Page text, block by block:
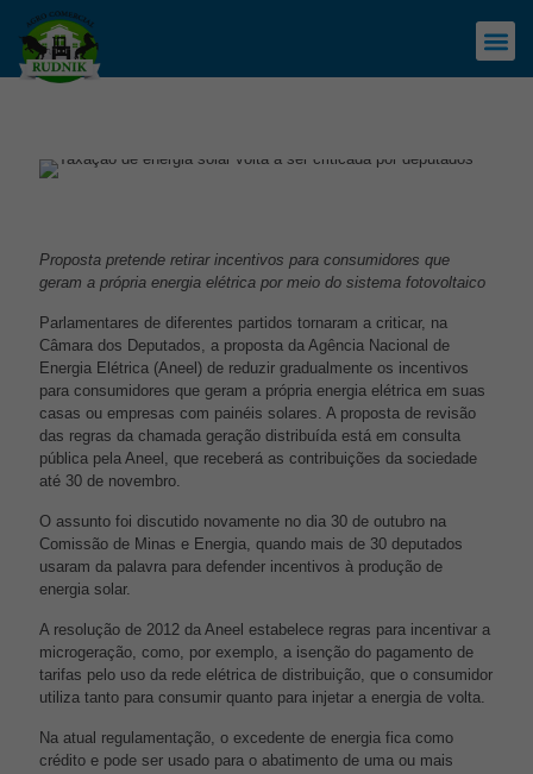
Proposta pretende retirar incentivos para consumidores que
geram a própria energia elétrica por meio do sistema fotovoltaico
Parlamentares de diferentes partidos tornaram a criticar, na
Câmara dos Deputados, a proposta da Agência Nacional de
Energia Elétrica (Aneel) de reduzir gradualmente os incentivos
para consumidores que geram a própria energia elétrica em suas
casas ou empresas com painéis solares. A proposta de revisão
das regras da chamada geração distribuída está em consulta
pública pela Aneel, que receberá as contribuições da sociedade
até 30 de novembro.
O assunto foi discutido novamente no dia 30 de outubro na
Comissão de Minas e Energia, quando mais de 30 deputados
usaram da palavra para defender incentivos à produção de
energia solar.
A resolução de 2012 da Aneel estabelece regras para incentivar a
microgeração, como, por exemplo, a isenção do pagamento de
tarifas pelo uso da rede elétrica de distribuição, que o consumidor
utiliza tanto para consumir quanto para injetar a energia de volta.
Na atual regulamentação, o excedente de energia fica como
crédito e pode ser usado para o abatimento de uma ou mais